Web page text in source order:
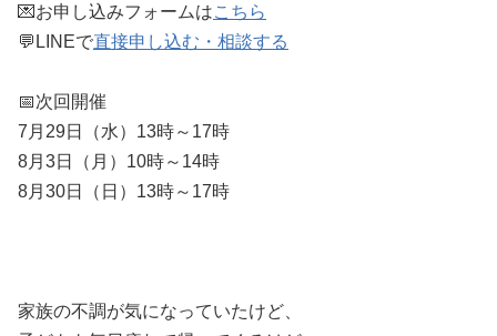
💌お申し込みフォームはこちら
💬LINEで直接申し込む・相談する
📅次回開催
7月29日（水）13時～17時
8月3日（月）10時～14時
8月30日（日）13時～17時
家族の不調が気になっていたけど、